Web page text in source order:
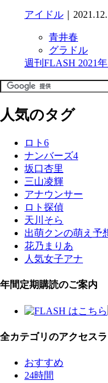
アイドル ｜
青井春
グラドル
週刊FLASH 2021
人気のタグ
ロト6
ナンバーズ4
坂口杏里
三山凌輝
アナウンサー
ロト探偵
天川そら
出萌クンの萌え予
花乃まりあ
人気女子アナ
年間定期購読のご案内
全カテゴリのアクセス
おすすめ
24時間